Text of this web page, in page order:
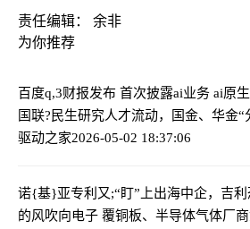
责任编辑： 余非
为你推荐
百度q,3财报发布 首次披露ai业务 ai原
国联?民生研究人才流动，国金、华金“
驱动之家2026-05-02 18:37:06
诺{基}亚专利又;“盯”上出海中企，吉利
的风吹向电子 覆铜板、半导体气体厂商